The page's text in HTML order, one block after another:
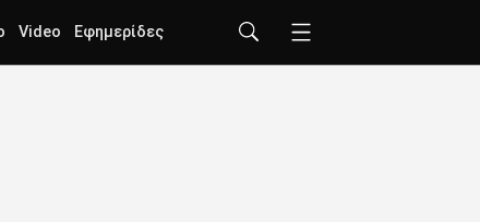
Video Εφημερίδες